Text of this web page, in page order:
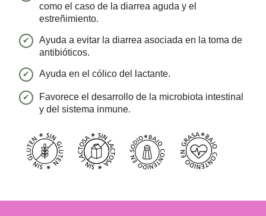
como el caso de la diarrea aguda y el
estreñimiento.
Ayuda a evitar la diarrea asociada en la toma de
antibióticos.
Ayuda en el cólico del lactante.
Favorece el desarrollo de la microbiota intestinal
y del sistema inmune.